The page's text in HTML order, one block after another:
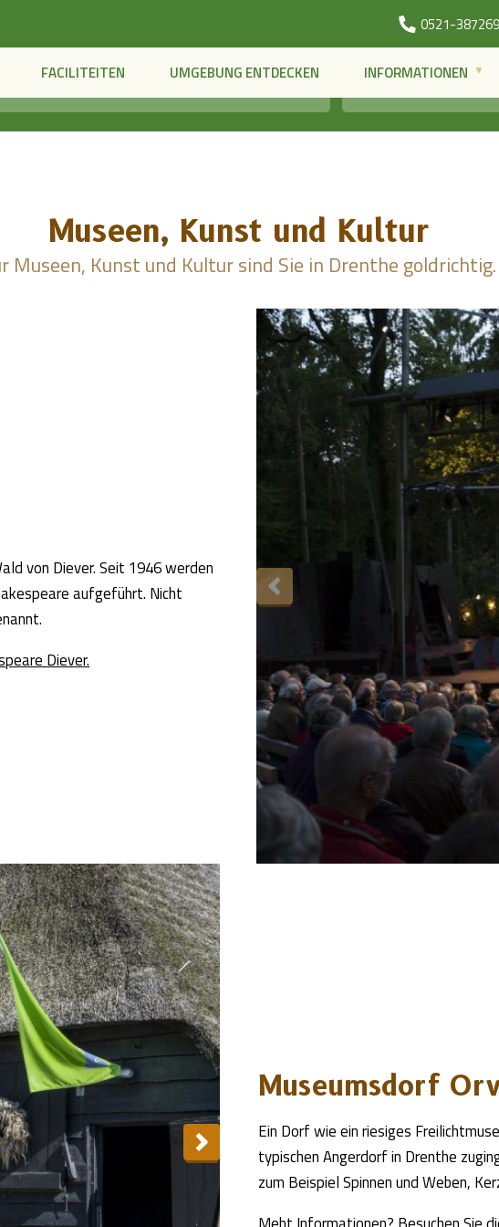
0521-387269
FACILITEITEN UMGEBUNG ENTDECKEN INFORMATIONEN
2 Personen
Museen, Kunst und Kultur
Museen, Kunst und Kultur sind Sie in Drenthe goldrichtig.
von Diever. Seit 1946 werden
aufgeführt. Nicht
Diever.
Museumsdorf
Ein Dorf wie ein riesiges
typischen Angerdorf in Drenthe
zum Beispiel Spinnen und Weben,